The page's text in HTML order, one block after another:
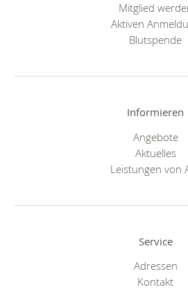
Mitglied
Aktiven
Blutspende
Informieren
Angebote
Aktuelles
Leistungen von
Service
Adressen
Kontakt